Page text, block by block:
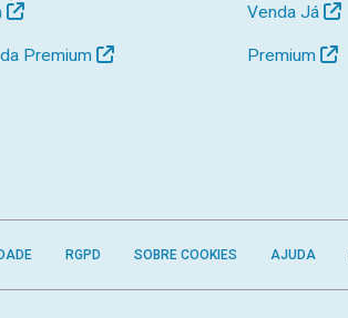
Premium
Venda Já
Premium
RGPD SOBRE COOKIES AJUDA